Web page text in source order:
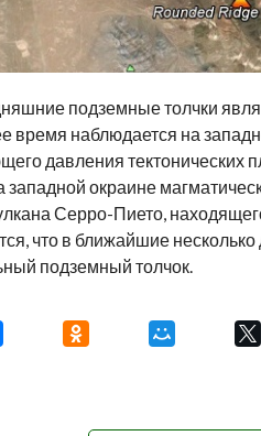
подземные толчки
время наблюдается на
давления тектонических
западной окраине
Серро-Пието,
что в ближайшие
подземный толчок.